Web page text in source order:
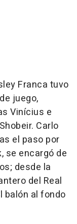
Franca tuvo
juego,
Vinícius e
Carlo
el paso por
se encargó de
desde la
del Real
balón al fondo